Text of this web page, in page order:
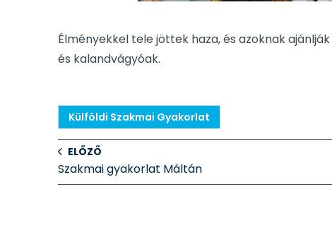
Élményekkel tele jöttek haza, és azoknak
és kalandvágyóak.
Külföldi Szakmai Gyakorlat
ELŐZŐ
Szakmai gyakorlat Máltán